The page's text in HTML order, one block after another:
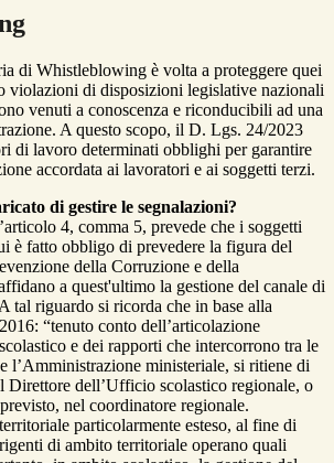
di Whistleblowing è volta a proteggere quei
violazioni di disposizioni legislative nazionali
venuti a conoscenza e riconducibili ad una
A questo scopo, il D. Lgs. 24/2023
di lavoro determinati obblighi per garantire
accordata ai lavoratori e ai soggetti terzi.
di gestire le segnalazioni?
4, comma 5, prevede che i soggetti
è fatto obbligo di prevedere la figura del
della Corruzione e della
a quest'ultimo la gestione del canale di
tal riguardo si ricorda che in base alla
“tenuto conto dell’articolazione
e dei rapporti che intercorrono tra le
l’Amministrazione ministeriale, si ritiene di
dell’Ufficio scolastico regionale, o
nel coordinatore regionale.
particolarmente esteso, al fine di
di ambito territoriale operano quali